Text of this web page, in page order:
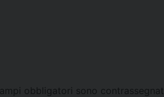
obbligatori sono contrassegnati